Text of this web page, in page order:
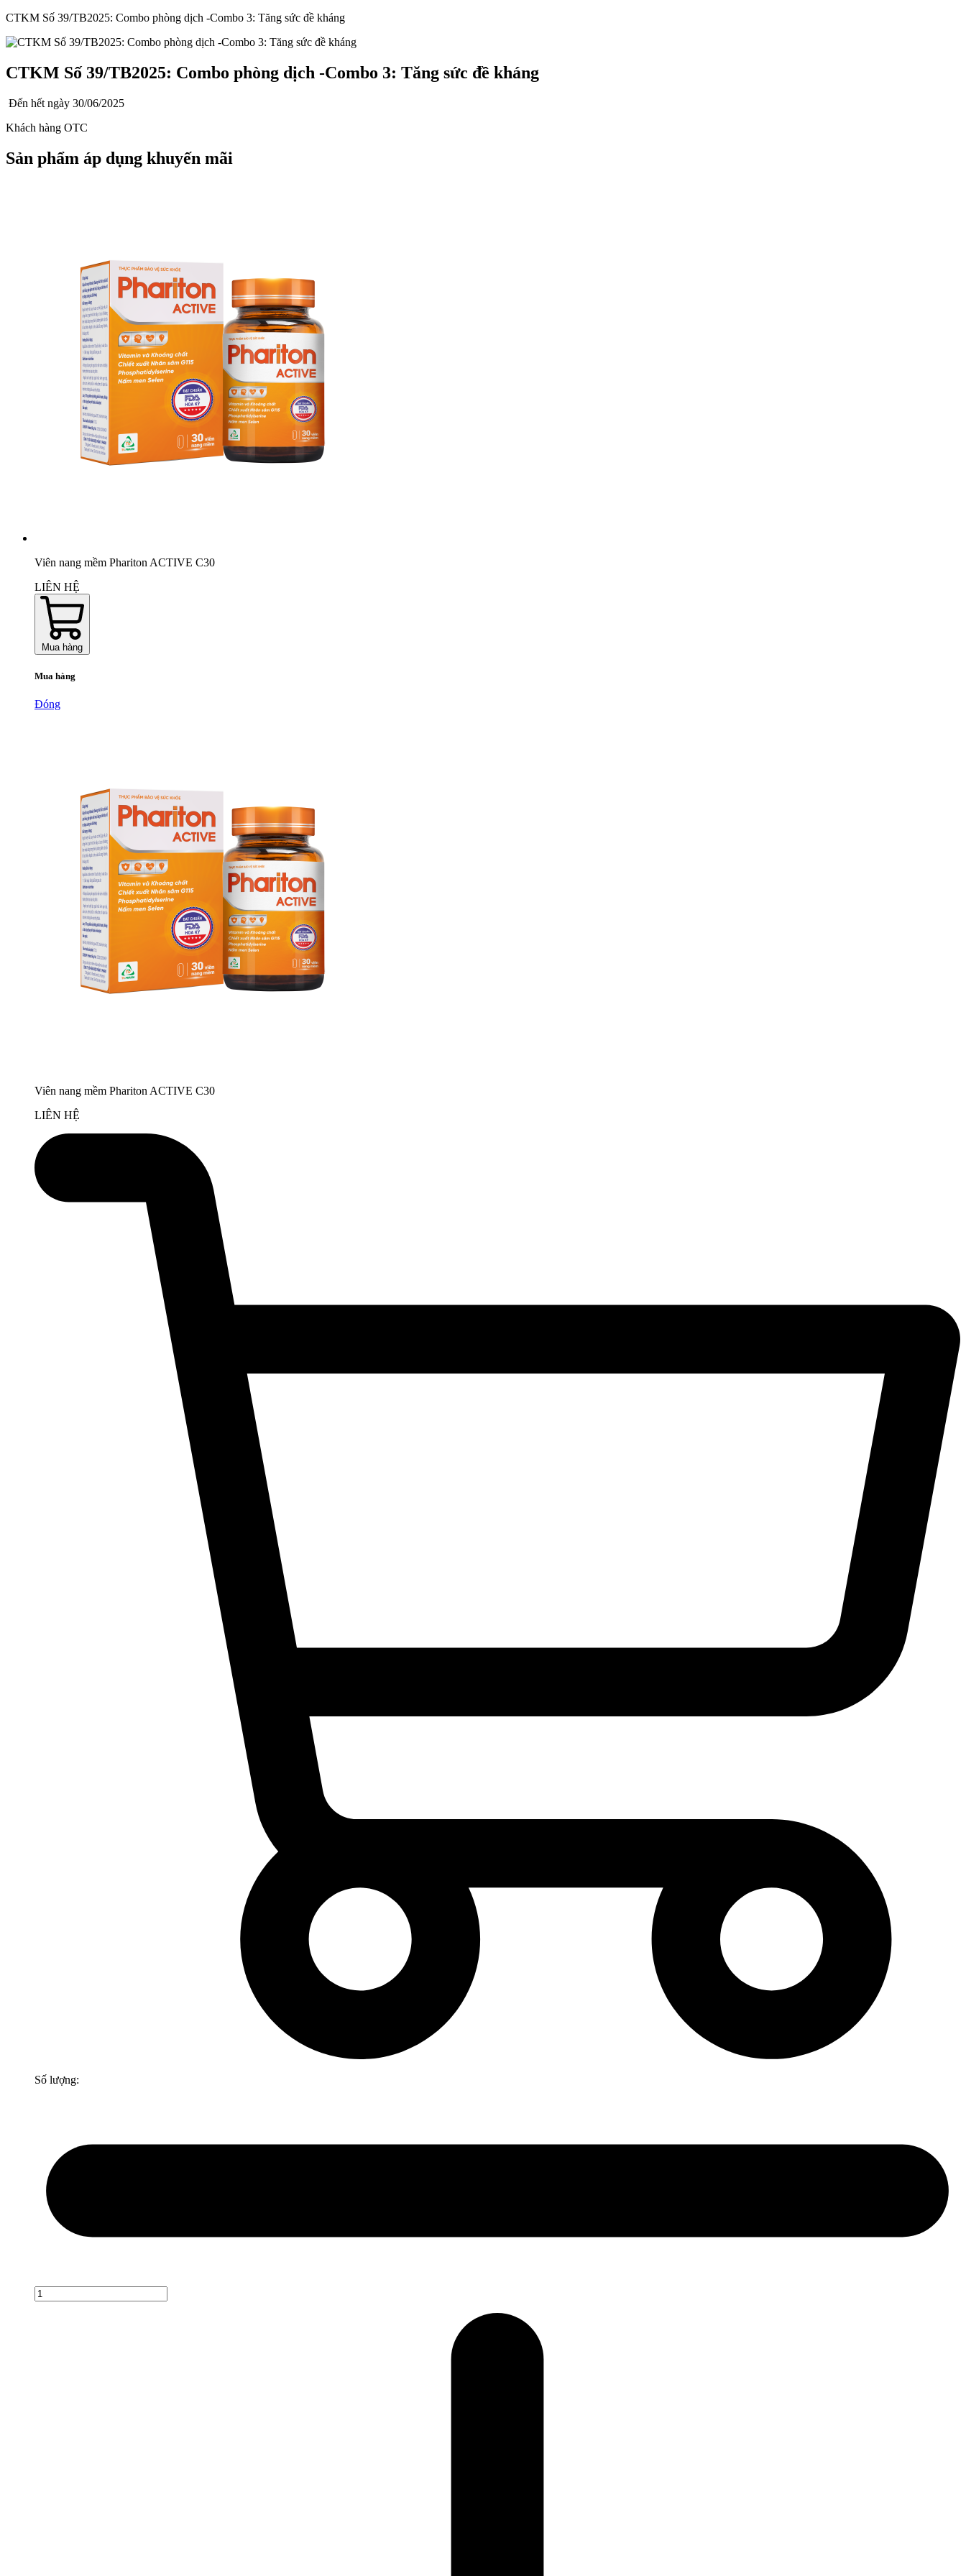
CTKM Số 39/TB2025: Combo phòng dịch -Combo 3: Tăng sức đề kháng
CTKM Số 39/TB2025: Combo phòng dịch -Combo 3: Tăng sức đề kháng
Đến hết ngày 30/06/2025
Khách hàng OTC
Sản phẩm áp dụng khuyến mãi
Viên nang mềm Phariton ACTIVE C30
LIÊN HỆ
Mua hàng
Mua hàng
Đóng
Viên nang mềm Phariton ACTIVE C30
LIÊN HỆ
Số lượng: